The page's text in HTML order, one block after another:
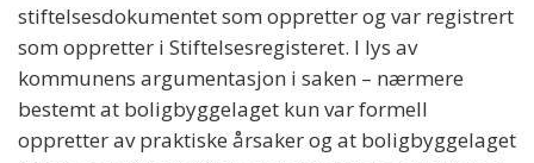
stiftelsesdokumentet som oppretter og var registrert
som oppretter i Stiftelsesregisteret. I lys av
kommunens argumentasjon i saken – nærmere
bestemt at boligbyggelaget kun var formell
oppretter av praktiske årsaker og at boligbyggelaget